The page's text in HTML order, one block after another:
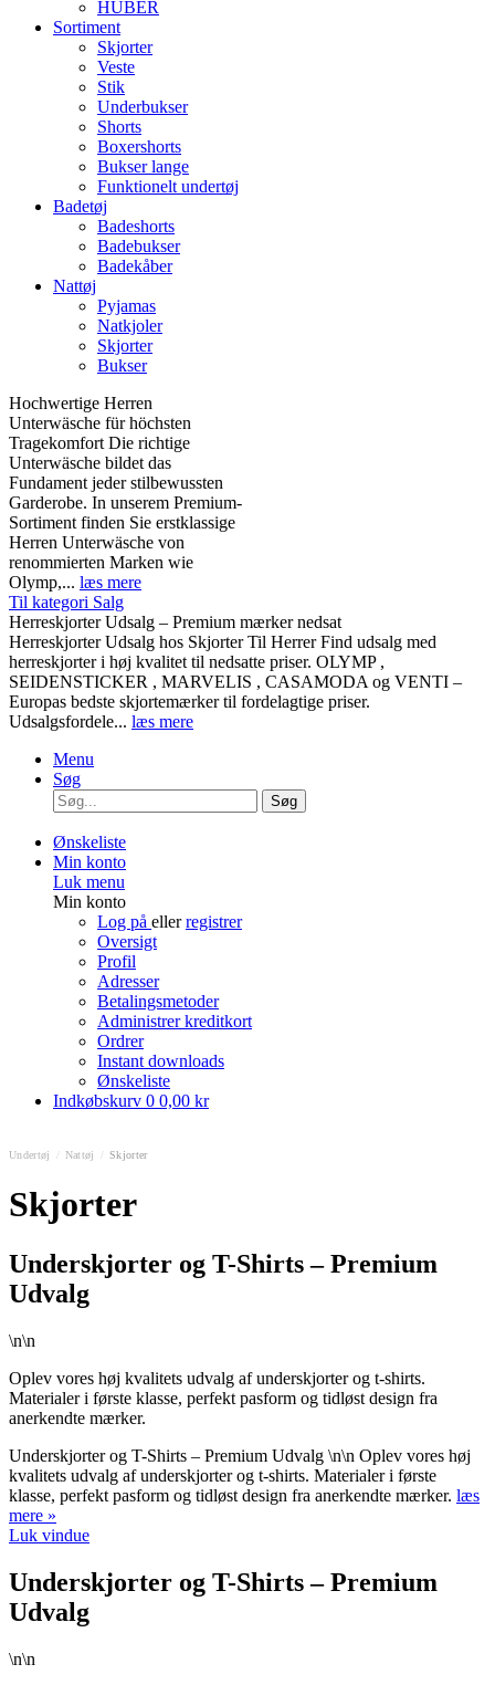
HUBER
Sortiment
Skjorter
Veste
Stik
Underbukser
Shorts
Boxershorts
Bukser lange
Funktionelt undertøj
Badetøj
Badeshorts
Badebukser
Badekåber
Nattøj
Pyjamas
Natkjoler
Skjorter
Bukser
Hochwertige Herren
Unterwäsche für höchsten
Tragekomfort Die richtige
Unterwäsche bildet das
Fundament jeder stilbewussten
Garderobe. In unserem Premium-
Sortiment finden Sie erstklassige
Herren Unterwäsche von
renommierten Marken wie
Olymp,... læs mere
Til kategori Salg
Herreskjorter Udsalg – Premium mærker nedsat
Herreskjorter Udsalg hos Skjorter Til Herrer Find udsalg med
herreskjorter i høj kvalitet til nedsatte priser. OLYMP ,
SEIDENSTICKER , MARVELIS , CASAMODA og VENTI –
Europas bedste skjortemærker til fordelagtige priser.
Udsalgsfordele... læs mere
Menu
Søg
Søg
Ønskeliste
Min konto
Luk menu
Min konto
Log på ellerregistrer
Oversigt
Profil
Adresser
Betalingsmetoder
Administrer kreditkort
Ordrer
Instant downloads
Ønskeliste
Indkøbskurv 0 0,00 kr
Undertøj Nattøj Skjorter
Skjorter
Underskjorter og T-Shirts – Premium
Udvalg
\n\n
Oplev vores høj kvalitets udvalg af underskjorter og t-shirts.
Materialer i første klasse, perfekt pasform og tidløst design fra
anerkendte mærker.
Underskjorter og T-Shirts – Premium Udvalg \n\n Oplev vores høj
kvalitets udvalg af underskjorter og t-shirts. Materialer i første
klasse, perfekt pasform og tidløst design fra anerkendte mærker. læs
mere »
Luk vindue
Underskjorter og T-Shirts – Premium
Udvalg
\n\n